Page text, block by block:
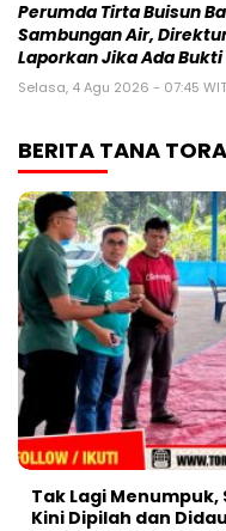
Perumda Tirta Buisun
Sambungan Air,
Laporkan Jika Ada Bukti
Selasa, 4 Agu 2026 - 07:45 WIT
BERITA TANA
Tak Lagi Menumpuk,
Kini Dipilah dan